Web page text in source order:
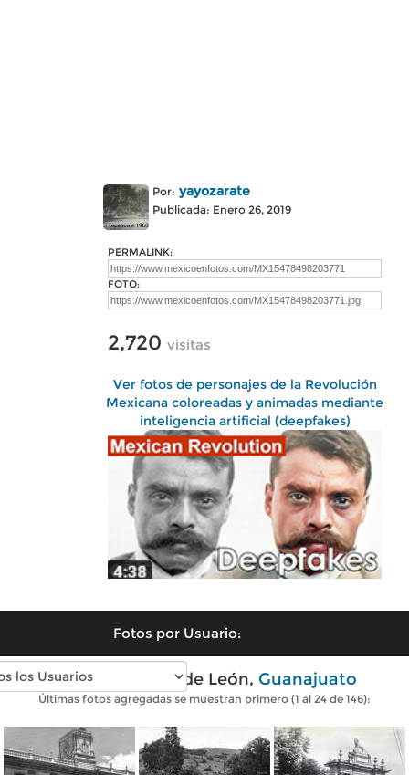
Por: yayozarate
Publicada: Enero 26, 2019
PERMALINK:
FOTO:
2,720 visitas
Ver fotos de personajes de la Revolución
Mexicana coloreadas y animadas mediante
inteligencia artificial (deepfakes)
Fotos por Usuario:
Fotos antiguas de León, Guanajuato
Últimas fotos agregadas se muestran primero (1 al 24 de 146):